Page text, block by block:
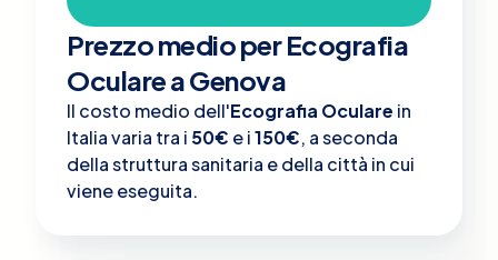
Prezzo medio per Ecografia
Oculare a Genova
Il costo medio dell'Ecografia Oculare in
Italia varia tra i 50€ e i150€, a seconda
della struttura sanitaria e della città in cui
viene eseguita.